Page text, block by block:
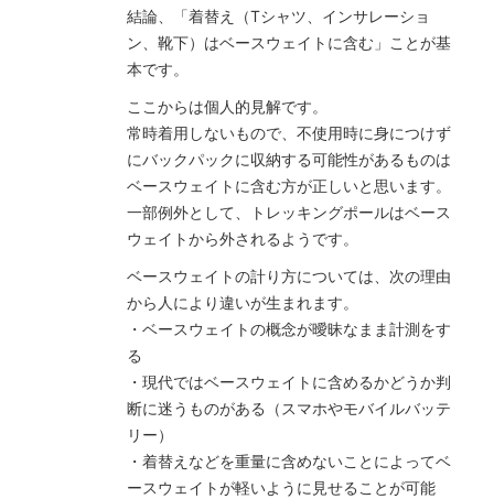
結論、「着替え（Tシャツ、インサレーショ
ン、靴下）はベースウェイトに含む」ことが基
本です。
ここからは個人的見解です。
常時着用しないもので、不使用時に身につけず
にバックパックに収納する可能性があるものは
ベースウェイトに含む方が正しいと思います。
一部例外として、トレッキングポールはベース
ウェイトから外されるようです。
ベースウェイトの計り方については、次の理由
から人により違いが生まれます。
・ベースウェイトの概念が曖昧なまま計測をす
る
・現代ではベースウェイトに含めるかどうか判
断に迷うものがある（スマホやモバイルバッテ
リー）
・着替えなどを重量に含めないことによってベ
ースウェイトが軽いように見せることが可能